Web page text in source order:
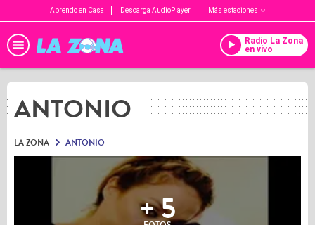
Aprendo en Casa Descarga AudioPlayer Más estaciones
Radio La Zona
en vivo
ANTONIO
LA ZONA ANTONIO
+ 5